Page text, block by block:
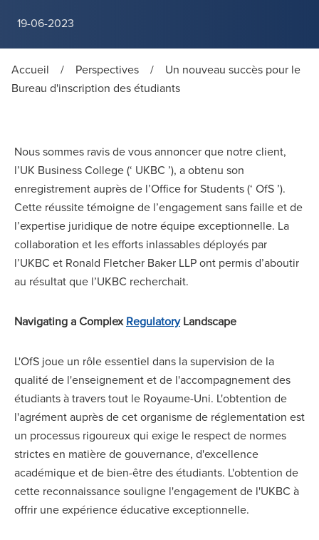
19-06-2023
Accueil / Perspectives /
Un nouveau succès pour le
Bureau d'inscription des étudiants
Nous sommes ravis de vous annoncer que notre client,
l’UK Business College (‘ UKBC ’), a obtenu son
enregistrement auprès de l’Office for Students (‘ OfS ’).
Cette réussite témoigne de l’engagement sans faille et de
l’expertise juridique de notre équipe exceptionnelle. La
collaboration et les efforts inlassables déployés par
l’UKBC et Ronald Fletcher Baker LLP ont permis d’aboutir
au résultat que l’UKBC recherchait.
Navigating a ComplexRegulatoryLandscape
L'OfS joue un rôle essentiel dans la supervision de la
qualité de l'enseignement et de l'accompagnement des
étudiants à travers tout le Royaume-Uni. L'obtention de
l'agrément auprès de cet organisme de réglementation est
un processus rigoureux qui exige le respect de normes
strictes en matière de gouvernance, d'excellence
académique et de bien-être des étudiants. L'obtention de
cette reconnaissance souligne l'engagement de l'UKBC à
offrir une expérience éducative exceptionnelle.